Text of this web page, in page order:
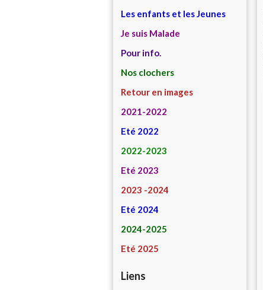
Les enfants et les Jeunes
Je suis Malade
Pour info.
Nos clochers
Retour en images
2021-2022
Eté 2022
2022-2023
Eté 2023
2023 -2024
Eté 2024
2024-2025
Eté 2025
Liens